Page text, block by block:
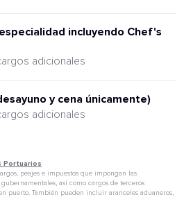
incluyendo Chef's
adicionales
y cena únicamente)
adicionales
Portuarios
peajes e impuestos que impongan las
así como cargos de terceros
puerto. También pueden incluir aranceles aduaneros,